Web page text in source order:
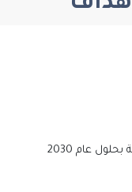
عام 2030